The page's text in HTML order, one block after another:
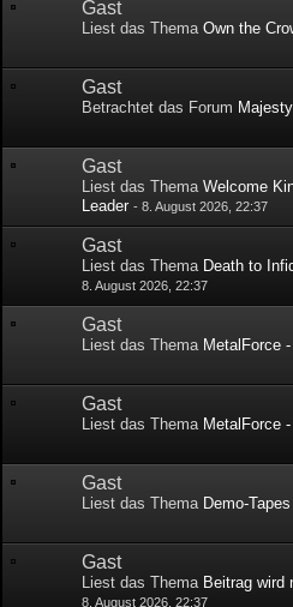
Gast
Liest das ThemaOwn the
Gast
Betrachtet das Forum
Gast
Liest das ThemaWelcome
Leader -8. August 2026, 22:37
Gast
Liest das Thema Death to
8. August 2026, 22:37
Gast
Liest das Thema MetalForce
Gast
Liest das Thema MetalForce
Gast
Liest das Thema Demo-Tapes
Gast
Liest das Thema Beitrag wird
8. August 2026, 22:37